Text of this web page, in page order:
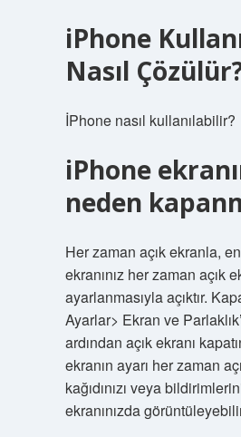
iPhone
Nasıl
İPhone nasıl kullanılabilir?
iPhone
neden
Her zaman açık ekranla,
ekranınız her zaman açık
ayarlanmasıyla açıktır.
Ayarlar> Ekran ve
ardından açık ekranı
ekranın ayarı her zaman
kağıdınızı veya
ekranınızda